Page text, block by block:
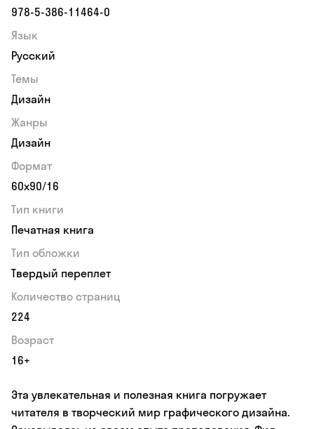
978-5-386-11464-0
Язык
Русский
Темы
Дизайн
Жанры
Дизайн
Формат
60х90/16
Тип книги
Печатная книга
Тип обложки
Твердый переплет
Количество страниц
224
Возраст
16+
Эта увлекательная и полезная книга погружает
читателя в творческий мир графического дизайна.